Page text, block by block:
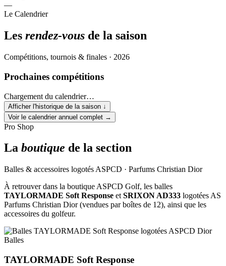
—
Le Calendrier
Les rendez-vous de la saison
Compétitions, tournois & finales · 2026
Prochaines compétitions
Chargement du calendrier…
Afficher l'historique de la saison ↓
Voir le calendrier annuel complet →
Pro Shop
La boutique de la section
Balles & accessoires logotés ASPCD · Parfums Christian Dior
À retrouver dans la boutique ASPCD Golf, les balles
TAYLORMADE Soft Response et SRIXON AD333 logotées AS
Parfums Christian Dior (vendues par boîtes de 12), ainsi que les
accessoires du golfeur.
Balles
TAYLORMADE Soft Response